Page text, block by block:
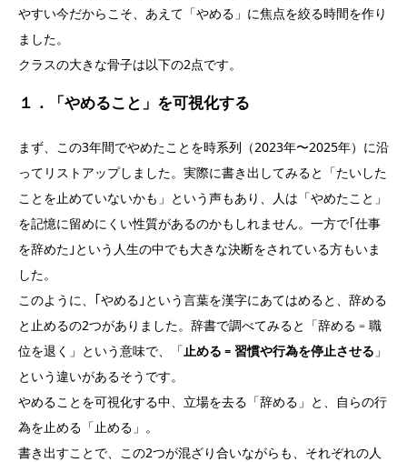
やすい今だからこそ、あえて「やめる」に焦点を絞る時間を作り
ました。
クラスの大きな骨子は以下の2点です。
１．「やめること」を可視化する
まず、この3年間でやめたことを時系列（2023年〜2025年）に沿
ってリストアップしました。実際に書き出してみると「たいした
ことを止めていないかも」という声もあり、人は「やめたこと」
を記憶に留めにくい性質があるのかもしれません。一方で｢仕事
を辞めた｣という人生の中でも大きな決断をされている方もいま
した。
このように、｢やめる｣という言葉を漢字にあてはめると、辞める
と止めるの2つがありました。辞書で調べてみると「辞める﹦職
位を退く」という意味で、「止める﹦習慣や行為を停止させる 」
という違いがあるそうです。
やめることを可視化する中、立場を去る「辞める」と、自らの行
為を止める「止める」。
書き出すことで、この2つが混ざり合いながらも、それぞれの人